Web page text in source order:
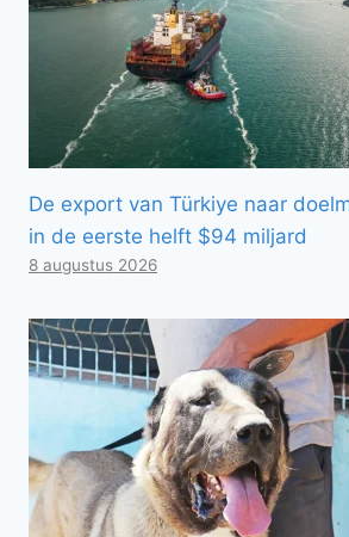
De export van Türkiye naar
in de eerste helft $94 miljard
8 augustus 2026